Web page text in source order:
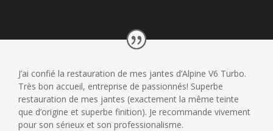
J’ai confié la restauration de mes jantes d’Alpine V6 Turbo.
Très bon accueil, entreprise de passionnés! Superbe
restauration de mes jantes (exactement la même teinte
que d’origine et superbe finition). Je recommande vivement
pour son sérieux et son professionalisme.